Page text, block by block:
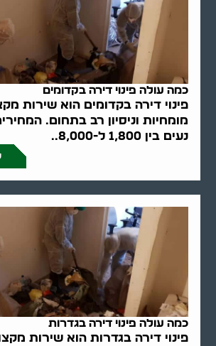
כמה עולה פינוי דירה בקדומים
פינוי דירה בקדומים הוא שירות
מומחיות וניסיון רב בתחום.
נעים בין 1,800 ל-8,000..
כמה עולה פינוי דירה בגדרות
פינוי דירה בגדרות הוא שירות